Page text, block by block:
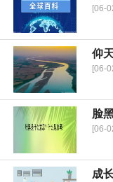
[06-
仰
[06-
脸
[06-
成